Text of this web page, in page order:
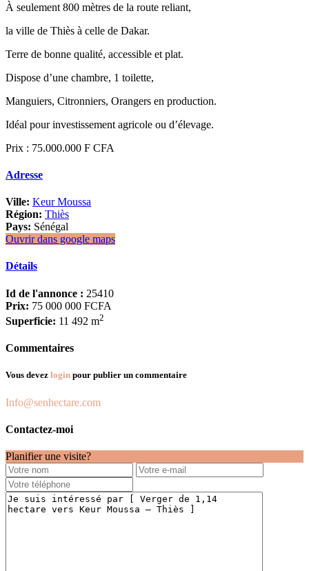
À seulement 800 mètres de la route reliant,
la ville de Thiès à celle de Dakar.
Terre de bonne qualité, accessible et plat.
Dispose d’une chambre, 1 toilette,
Manguiers, Citronniers, Orangers en production.
Idéal pour investissement agricole ou d’élevage.
Prix : 75.000.000 F CFA
Adresse
Ville: Keur Moussa
Région: Thiès
Pays: Sénégal
Ouvrir dans google maps
Détails
Id de l'annonce : 25410
Prix: 75 000 000 FCFA
Superficie: 11 492 m2
Commentaires
Vous devez login pour publier un commentaire
Info@senhectare.com
Contactez-moi
Planifier une visite?